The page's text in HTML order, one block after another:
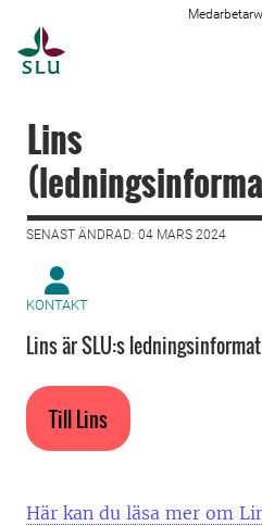
Lins
SENAST ÄNDRAD: 04 MARS 2024
KONTAKT
Lins är SLU:s
Till Lins
Här kan du läsa mer om